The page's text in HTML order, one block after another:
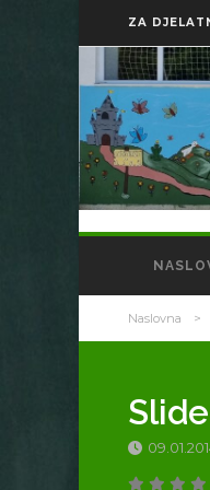
ZA
Naslovna >